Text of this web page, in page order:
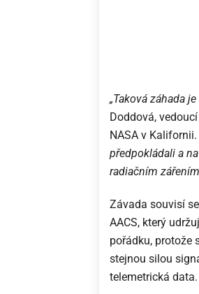
„Taková záhada
Doddová,
NASA v Kalifornii.
předpokládali a
radiačním
Závada souvisí
AACS, který
pořádku, protože
stejnou silou
telemetrická data.